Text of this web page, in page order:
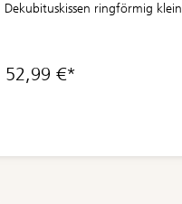
Dekubituskissen ringförmig klein
52,99 €*